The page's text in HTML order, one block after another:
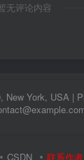
无评论内容
New York, USA |
CSDN 联系作者